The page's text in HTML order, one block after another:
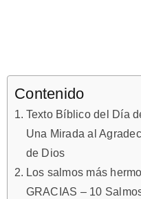
Contenido
Texto Bíblico del Día
Una Mirada al
de Dios
Los salmos más
GRACIAS – 10